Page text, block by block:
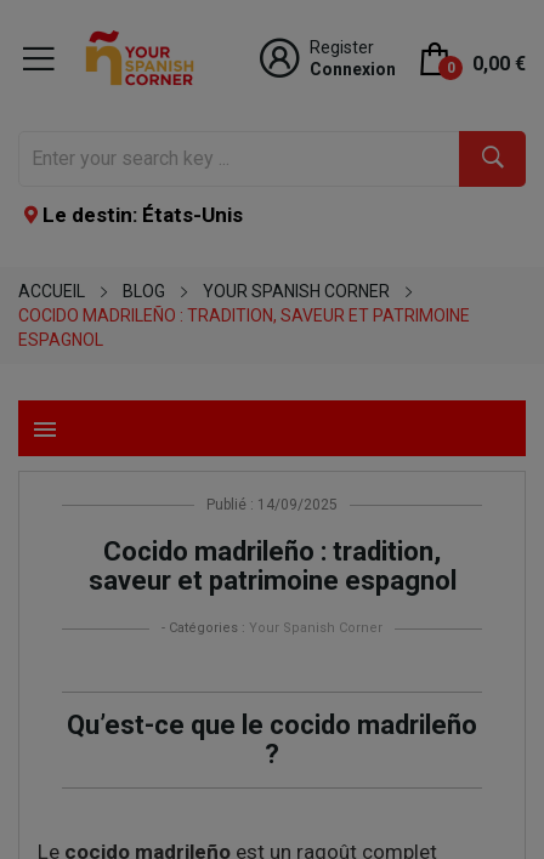
Register
Connexion
0 0,00 €
Le destin: États-Unis
ACCUEIL BLOG
YOUR SPANISH CORNER
COCIDO MADRILEÑO : TRADITION, SAVEUR ET PATRIMOINE
ESPAGNOL
menu
Publié : 14/09/2025
Cocido madrileño : tradition,
saveur et patrimoine espagnol
- Catégories : Your Spanish Corner
Qu’est-ce que le cocido madrileño
?
Le cocido madrileño est un ragoût complet